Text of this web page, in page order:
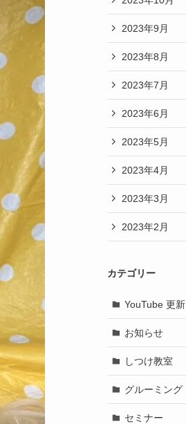
2023年9月
2023年8月
2023年7月
2023年6月
2023年5月
2023年4月
2023年3月
2023年2月
カテゴリー
YouTube 更新
お知らせ
しつけ教室
グルーミング
セミナー